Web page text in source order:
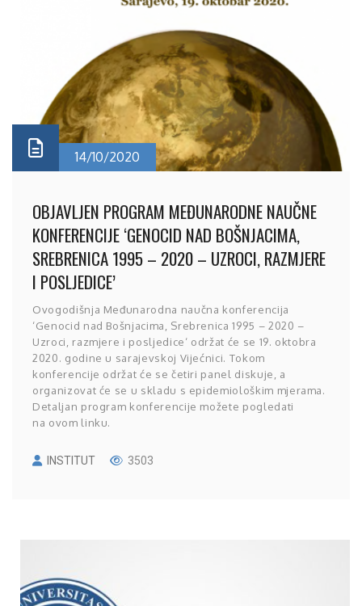
14/10/2020
OBJAVLJEN PROGRAM MEĐUNARODNE NAUČNE
KONFERENCIJE ‘GENOCID NAD BOŠNJACIMA,
SREBRENICA 1995 – 2020 – UZROCI, RAZMJERE
I POSLJEDICE’
Ovogodišnja Međunarodna naučna konferencija
‘Genocid nad Bošnjacima, Srebrenica 1995 – 2020 –
Uzroci, razmjere i posljedice‘ održat će se 19. oktobra
2020. godine u sarajevskoj Vijećnici. Tokom
konferencije održat će se četiri panel diskuje, a
organizovat će se u skladu s epidemiološkim mjerama.
Detaljan program konferencije možete pogledati
na ovom linku.
INSTITUT 3503